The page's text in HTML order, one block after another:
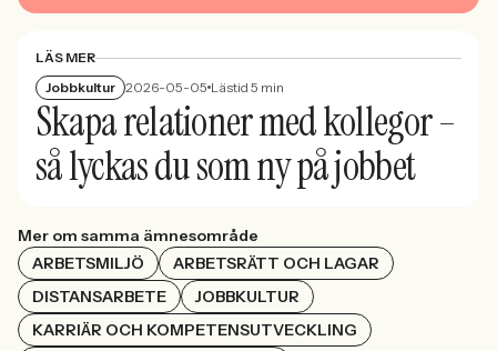
LÄS MER
Jobbkultur 2026-05-05 Lästid 5 min
Skapa relationer med kollegor –
så lyckas du som ny på jobbet
Mer om samma ämnesområde
ARBETSMILJÖ
ARBETSRÄTT OCH LAGAR
DISTANSARBETE
JOBBKULTUR
KARRIÄR OCH KOMPETENSUTVECKLING